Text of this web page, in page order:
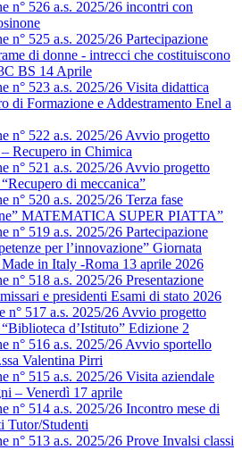
n° 526 a.s. 2025/26 incontri con
n° 525 a.s. 2025/26 Partecipazione
di donne - intrecci che costituiscono
BS 14 Aprile
n° 523 a.s. 2025/26 Visita didattica
di Formazione e Addestramento Enel a
n° 522 a.s. 2025/26 Avvio progetto
Recupero in Chimica
n° 521 a.s. 2025/26 Avvio progetto
di meccanica”
n° 520 a.s. 2025/26 Terza fase
MATEMATICA SUPER PIATTA”
n° 519 a.s. 2025/26 Partecipazione
per l’innovazione” Giornata
in Italy -Roma 13 aprile 2026
n° 518 a.s. 2025/26 Presentazione
e presidenti Esami di stato 2026
n° 517 a.s. 2025/26 Avvio progetto
d’Istituto” Edizione 2
n° 516 a.s. 2025/26 Avvio sportello
Valentina Pirri
n° 515 a.s. 2025/26 Visita aziendale
– Venerdì 17 aprile
n° 514 a.s. 2025/26 Incontro mese di
Tutor/Studenti
n° 513 a.s. 2025/26 Prove Invalsi classi